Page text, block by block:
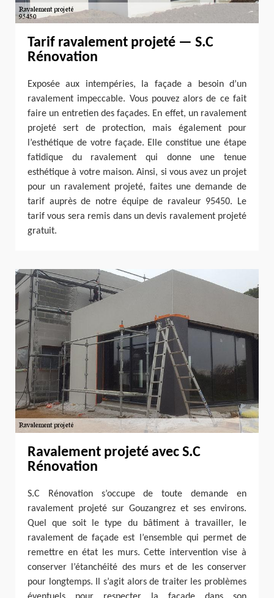
Tarif ravalement projeté — S.C
Rénovation
Exposée aux intempéries, la façade a besoin d’un
ravalement impeccable. Vous pouvez alors de ce fait
faire un entretien des façades. En effet, un ravalement
projeté sert de protection, mais également pour
l’esthétique de votre façade. Elle constitue une étape
fatidique du ravalement qui donne une tenue
esthétique à votre maison. Ainsi, si vous avez un projet
pour un ravalement projeté, faites une demande de
tarif auprès de notre équipe de ravaleur 95450. Le
tarif vous sera remis dans un devis ravalement projeté
gratuit.
Ravalement projeté avec S.C
Rénovation
S.C Rénovation s’occupe de toute demande en
ravalement projeté sur Gouzangrez et ses environs.
Quel que soit le type du bâtiment à travailler, le
ravalement de façade est l’ensemble qui permet de
remettre en état les murs. Cette intervention vise à
conserver l’étanchéité des murs et de les conserver
pour longtemps. Il s’agit alors de traiter les problèmes